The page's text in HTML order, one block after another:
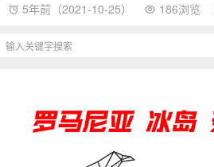
5年前（2021-10-25）
186浏览